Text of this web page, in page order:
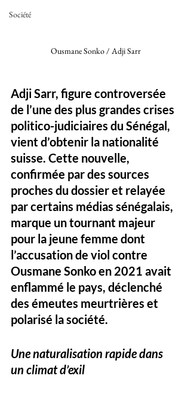
Société
Ousmane Sonko / Adji Sarr
Adji Sarr, figure controversée
de l’une des plus grandes crises
politico-judiciaires du Sénégal,
vient d’obtenir la nationalité
suisse. Cette nouvelle,
confirmée par des sources
proches du dossier et relayée
par certains médias sénégalais,
marque un tournant majeur
pour la jeune femme dont
l’accusation de viol contre
Ousmane Sonko en 2021 avait
enflammé le pays, déclenché
des émeutes meurtrières et
polarisé la société.
Une naturalisation rapide dans
un climat d’exil